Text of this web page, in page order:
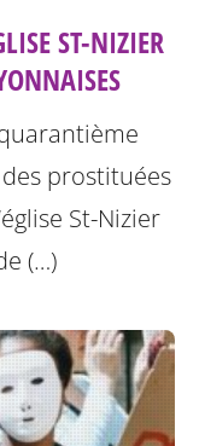
ST-NIZIER
prostituées
St-Nizier
(…)